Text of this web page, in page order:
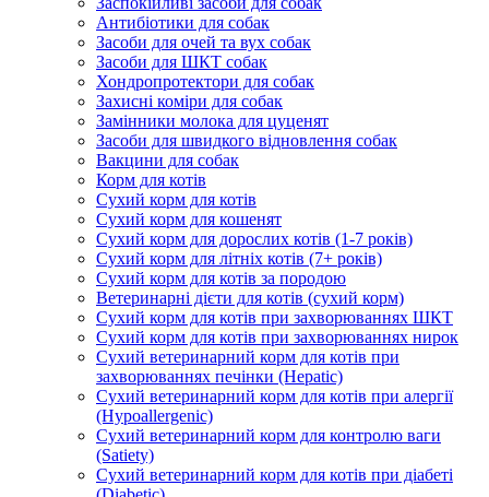
Антибіотики для собак
Засоби для очей та вух собак
Засоби для ШКТ собак
Хондропротектори для собак
Захисні коміри для собак
Замінники молока для цуценят
Засоби для швидкого відновлення собак
Вакцини для собак
Корм для котів
Сухий корм для котів
Сухий корм для кошенят
Сухий корм для дорослих котів (1-7 років)
Сухий корм для літніх котів (7+ років)
Сухий корм для котів за породою
Ветеринарні дієти для котів (сухий корм)
Сухий корм для котів при захворюваннях ШКТ
Сухий корм для котів при захворюваннях нирок
Сухий ветеринарний корм для котів при
захворюваннях печінки (Hepatic)
Сухий ветеринарний корм для котів при алергії
(Hypoallergenic)
Сухий ветеринарний корм для контролю ваги
(Satiety)
Сухий ветеринарний корм для котів при діабеті